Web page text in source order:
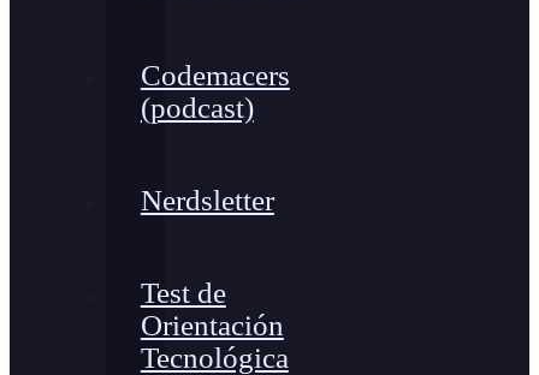
Codemacers
(podcast)
Nerdsletter
Test de
Orientación
Tecnológica